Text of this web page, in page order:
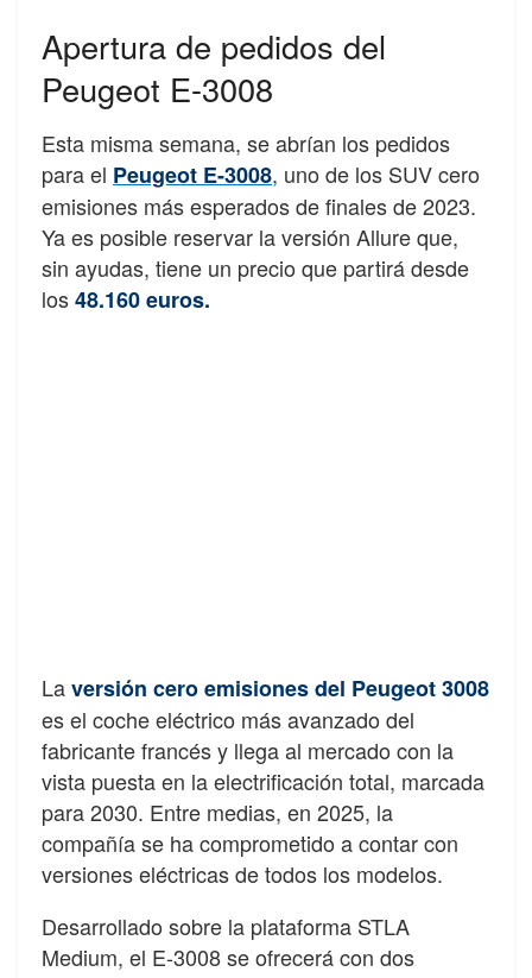
Apertura de pedidos del
Peugeot E-3008
Esta misma semana, se abrían los pedidos
para el Peugeot E-3008, uno de los SUV cero
emisiones más esperados de finales de 2023.
Ya es posible reservar la versión Allure que,
sin ayudas, tiene un precio que partirá desde
los48.160 euros.
Laversión cero emisiones del Peugeot 3008
es el coche eléctrico más avanzado del
fabricante francés y llega al mercado con la
vista puesta en la electrificación total, marcada
para 2030. Entre medias, en 2025, la
compañía se ha comprometido a contar con
versiones eléctricas de todos los modelos.
Desarrollado sobre la plataforma STLA
Medium, el E-3008 se ofrecerá con dos